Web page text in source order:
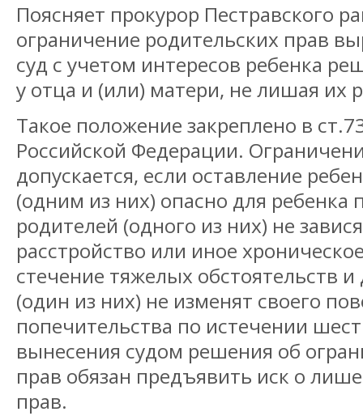
Поясняет прокурор Пестравского
ограничение родительских прав
суд с учетом интересов ребенка
у отца и (или) матери, не лишая их
Такое положение закреплено в
Российской Федерации.
допускается, если оставление
(одним из них) опасно для ребенка
родителей (одного из них) не
расстройство или иное
стечение тяжелых обстоятельств
(один из них) не изменят своего
попечительства по истечении
вынесения судом решения об
прав обязан предъявить иск о
прав.